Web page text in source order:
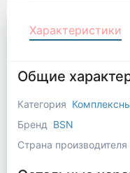
Характеристики
Общие
Категория
Бренд
BSN
Страна производителя